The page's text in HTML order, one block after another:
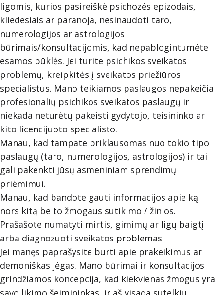
ligomis, kurios pasireiškė psichozės epizodais,
kliedesiais ar paranoja, nesinaudoti taro,
numerologijos ar astrologijos
būrimais/konsultacijomis, kad nepablogintumėte
esamos būklės. Jei turite psichikos sveikatos
problemų, kreipkitės į sveikatos priežiūros
specialistus. Mano teikiamos paslaugos nepakeičia
profesionalių psichikos sveikatos paslaugų ir
niekada neturėtų pakeisti gydytojo, teisininko ar
kito licencijuoto specialisto.
Manau, kad tampate priklausomas nuo tokio tipo
paslaugų (taro, numerologijos, astrologijos) ir tai
gali pakenkti jūsų asmeniniam sprendimų
priėmimui.
Manau, kad bandote gauti informacijos apie ką
nors kitą be to žmogaus sutikimo / žinios.
Prašašote numatyti mirtis, gimimų ar ligų baigtį
arba diagnozuoti sveikatos problemas.
Jei manęs paprašysite burti apie prakeikimus ar
demoniškas jėgas. Mano būrimai ir konsultacijos
grindžiamos koncepcija, kad kiekvienas žmogus yra
savo likimo šeimininkas, ir aš visada sutelkiu